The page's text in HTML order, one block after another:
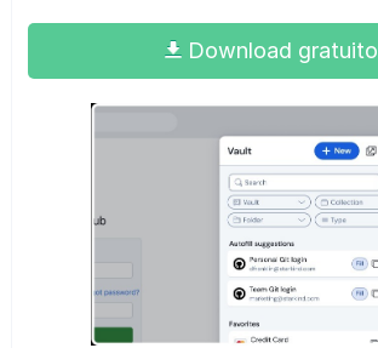
Download gratuito